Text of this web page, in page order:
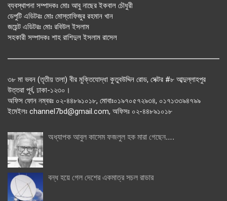
ব্যবস্থাপনা সম্পাদকঃ মোঃ আবু নাছের ইকবাল চৌধুরী
ডেপুটি এডিটরঃ মোঃ মোস্তাফিজুর রহমান খান
জয়েন্ট এডিটরঃ মোঃ রবিউল ইসলাম
সহকারী সম্পাদকঃ শাহ রাশিদুল ইসলাম রাসেল
৩৮ মা ভবন (তৃতীয় তলা) বীর মুক্তিযোদ্ধা কুতুবউদ্দিন রোড, সেক্টর #৮ আব্দুল্লাহপুর
উত্তরা পূর্ব, ঢাকা-১২৩০।
অফিস ফোন নম্বরঃ ০২-৪৪৮৯১০১৮, মোবাঃ০১৯৭০৫৭২৯৩৪, ০১৭১৩৩৯৪৭৯৯
ইমেইলঃ channel7bd@gmail.com, অফিসঃ ০২-৪৪৮৯১০১৮
অধ্যাপক আবুল কাসেম ফজলুল হক মারা গেছেন….
বন্ধ হয়ে গেল দেশের একমাত্র সচল রাডার